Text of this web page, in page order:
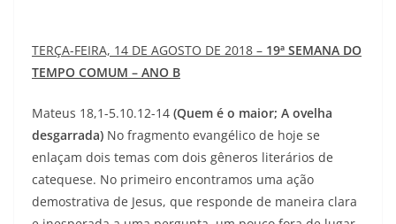
TERÇA-FEIRA, 14 DE AGOSTO DE 2018 – 19ª SEMANA DO
TEMPO COMUM – ANO B
Mateus 18,1-5.10.12-14 (Quem é o maior; A ovelha
desgarrada) No fragmento evangélico de hoje se
enlaçam dois temas com dois gêneros literários de
catequese. No primeiro encontramos uma ação
demostrativa de Je­sus, que responde de maneira clara